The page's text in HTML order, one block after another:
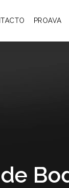
PROAVA